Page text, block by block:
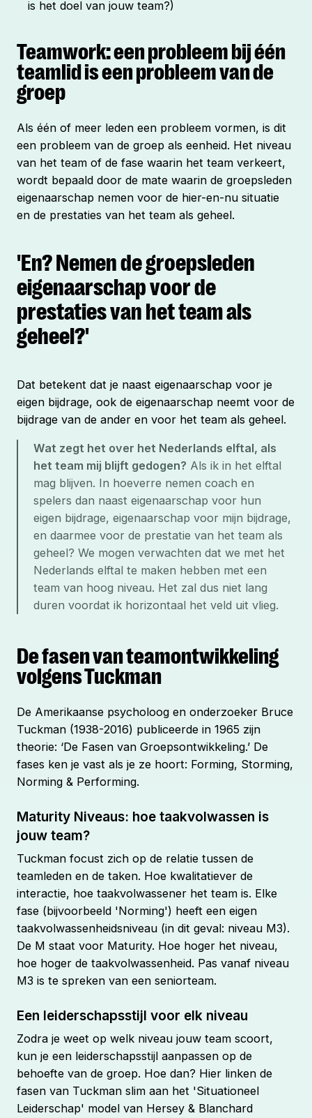
is het doel van jouw team?)
Teamwork: een probleem bij één
teamlid is een probleem van de
groep
Als één of meer leden een probleem vormen, is dit
een probleem van de groep als eenheid. Het niveau
van het team of de fase waarin het team verkeert,
wordt bepaald door de mate waarin de groepsleden
eigenaarschap nemen voor de hier-en-nu situatie
en de prestaties van het team als geheel.
'En? Nemen de groepsleden
eigenaarschap voor de
prestaties van het team als
geheel?'
Dat betekent dat je naast eigenaarschap voor je
eigen bijdrage, ook de eigenaarschap neemt voor de
bijdrage van de ander en voor het team als geheel.
Wat zegt het over het Nederlands elftal, als
het team mij blijft gedogen? Als ik in het elftal
mag blijven. In hoeverre nemen coach en
spelers dan naast eigenaarschap voor hun
eigen bijdrage, eigenaarschap voor mijn bijdrage,
en daarmee voor de prestatie van het team als
geheel? We mogen verwachten dat we met het
Nederlands elftal te maken hebben met een
team van hoog niveau. Het zal dus niet lang
duren voordat ik horizontaal het veld uit vlieg.
De fasen van teamontwikkeling
volgens Tuckman
De Amerikaanse psycholoog en onderzoeker Bruce
Tuckman (1938-2016) publiceerde in 1965 zijn
theorie: ‘De Fasen van Groepsontwikkeling.’ De
fases ken je vast als je ze hoort: Forming, Storming,
Norming & Performing.
Maturity Niveaus: hoe taakvolwassen is
jouw team?
Tuckman focust zich op de relatie tussen de
teamleden en de taken. Hoe kwalitatiever de
interactie, hoe taakvolwassener het team is. Elke
fase (bijvoorbeeld 'Norming') heeft een eigen
taakvolwassenheidsniveau (in dit geval: niveau M3).
De M staat voor Maturity. Hoe hoger het niveau,
hoe hoger de taakvolwassenheid. Pas vanaf niveau
M3 is te spreken van een seniorteam.
Een leiderschapsstijl voor elk niveau
Zodra je weet op welk niveau jouw team scoort,
kun je een leiderschapsstijl aanpassen op de
behoefte van de groep. Hoe dan? Hier linken de
fasen van Tuckman slim aan het 'Situationeel
Leiderschap' model van Hersey & Blanchard